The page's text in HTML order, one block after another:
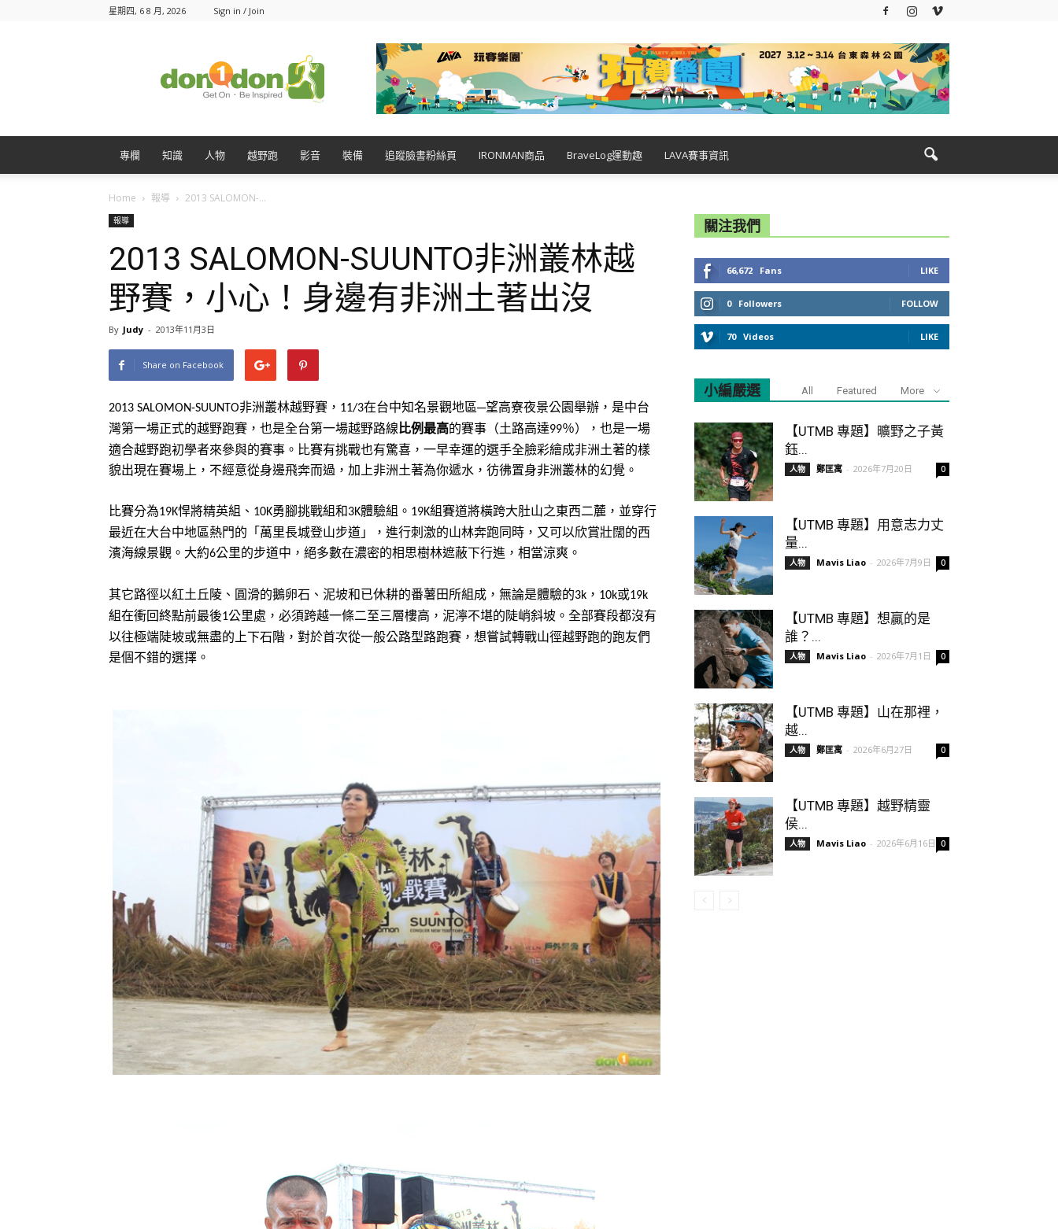
星期四, 6 8 月, 2026 Sign in / Join
專欄 知識 人物 越野跑 影音 裝備 追蹤臉書粉絲頁 IRONMAN商品 BraveLog運動趣 LAVA賽事資訊
Home 報導 2013 SALOMON-...
報導
2013 SALOMON-SUUNTO非洲叢林越
野賽，小心！身邊有非洲土著出沒
By Judy - 2013年11月3日
Share on Facebook
2013 SALOMON-SUUNTO非洲叢林越野賽， 11/3在台中知名景觀地區─望高寮夜景公園舉辦，是中台
灣第一場正式的越野跑賽，也是全台第一場越野路線 比例最高的賽事（土路高達99％），也是一場
適合越野跑初學者來參與的賽事。比賽有挑戰也有驚喜，一早幸運的選手全臉彩繪成非洲土著的樣
貌出現在賽場上，不經意從身邊飛奔而過，加上非洲土著為你遞水，彷彿置身非洲叢林的幻覺。
比賽分為19K悍將精英組、 10K勇腳挑戰組和3K體驗組。 19K組賽道將橫跨大肚山之東西二麓，並穿行
最近在大台中地區熱門的「萬里長城登山步道」，進行刺激的山林奔跑同時，又可以欣賞壯闊的西
濱海線景觀。大約6公里的步道中，絕多數在濃密的相思樹林遮蔽下行進，相當涼爽。
其它路徑以紅土丘陵、圓滑的鵝卵石、泥坡和已休耕的番薯田所組成，無論是體驗的3k ， 10k或19k
組在衝回終點前最後1公里處，必須跨越一條二至三層樓高，泥濘不堪的陡峭斜坡。全部賽段都沒有
以往極端陡坡或無盡的上下石階，對於首次從一般公路型路跑賽，想嘗試轉戰山徑越野跑的跑友們
是個不錯的選擇。
關注我們
66,672 Fans LIKE
0 Followers FOLLOW
70 Videos LIKE
小編嚴選 All Featured More
【UTMB 專題】曠野之子黃
鈺...
人物 鄭匡寓 - 2026年7月20日 0
【UTMB 專題】用意志力丈
量...
人物 Mavis Liao - 2026年7月9日 0
【UTMB 專題】想贏的是
誰？...
人物 Mavis Liao - 2026年7月1日 0
【UTMB 專題】山在那裡，
越...
人物 鄭匡寓 - 2026年6月27日 0
【UTMB 專題】越野精靈
侯...
人物 Mavis Liao - 2026年6月16日 0